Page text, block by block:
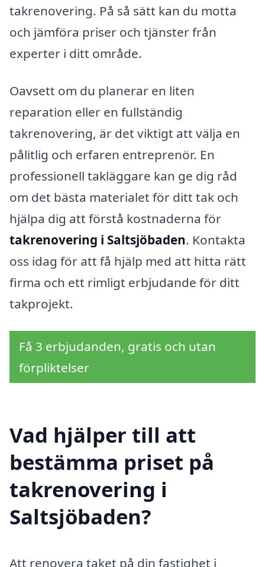
takrenovering. På så sätt kan du motta
och jämföra priser och tjänster från
experter i ditt område.
Oavsett om du planerar en liten
reparation eller en fullständig
takrenovering, är det viktigt att välja en
pålitlig och erfaren entreprenör. En
professionell takläggare kan ge dig råd
om det bästa materialet för ditt tak och
hjälpa dig att förstå kostnaderna för
takrenovering i Saltsjöbaden. Kontakta
oss idag för att få hjälp med att hitta rätt
firma och ett rimligt erbjudande för ditt
takprojekt.
Få 3 erbjudanden, gratis och utan
förpliktelser
Vad hjälper till att
bestämma priset på
takrenovering i
Saltsjöbaden?
Att renovera taket på din fastighet i